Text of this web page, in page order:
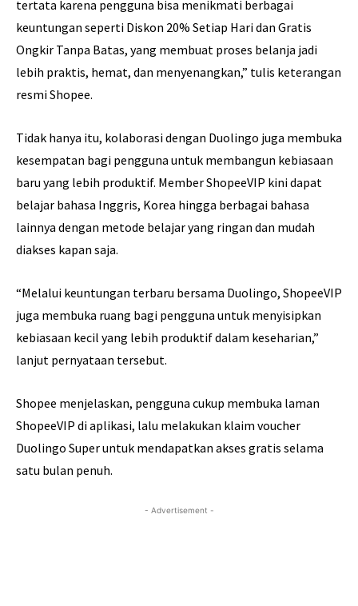
tertata karena pengguna bisa menikmati berbagai
keuntungan seperti Diskon 20% Setiap Hari dan Gratis
Ongkir Tanpa Batas, yang membuat proses belanja jadi
lebih praktis, hemat, dan menyenangkan,” tulis keterangan
resmi Shopee.
Tidak hanya itu, kolaborasi dengan Duolingo juga membuka
kesempatan bagi pengguna untuk membangun kebiasaan
baru yang lebih produktif. Member ShopeeVIP kini dapat
belajar bahasa Inggris, Korea hingga berbagai bahasa
lainnya dengan metode belajar yang ringan dan mudah
diakses kapan saja.
“Melalui keuntungan terbaru bersama Duolingo, ShopeeVIP
juga membuka ruang bagi pengguna untuk menyisipkan
kebiasaan kecil yang lebih produktif dalam keseharian,”
lanjut pernyataan tersebut.
Shopee menjelaskan, pengguna cukup membuka laman
ShopeeVIP di aplikasi, lalu melakukan klaim voucher
Duolingo Super untuk mendapatkan akses gratis selama
satu bulan penuh.
- Advertisement -